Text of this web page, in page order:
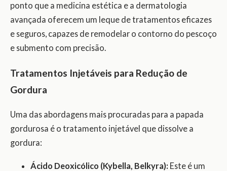
ponto que a medicina estética e a dermatologia
avançada oferecem um leque de tratamentos eficazes
e seguros, capazes de remodelar o contorno do pescoço
e submento com precisão.
Tratamentos Injetáveis para Redução de
Gordura
Uma das abordagens mais procuradas para a papada
gordurosa é o tratamento injetável que dissolve a
gordura:
Ácido Deoxicólico (Kybella, Belkyra): Este é um